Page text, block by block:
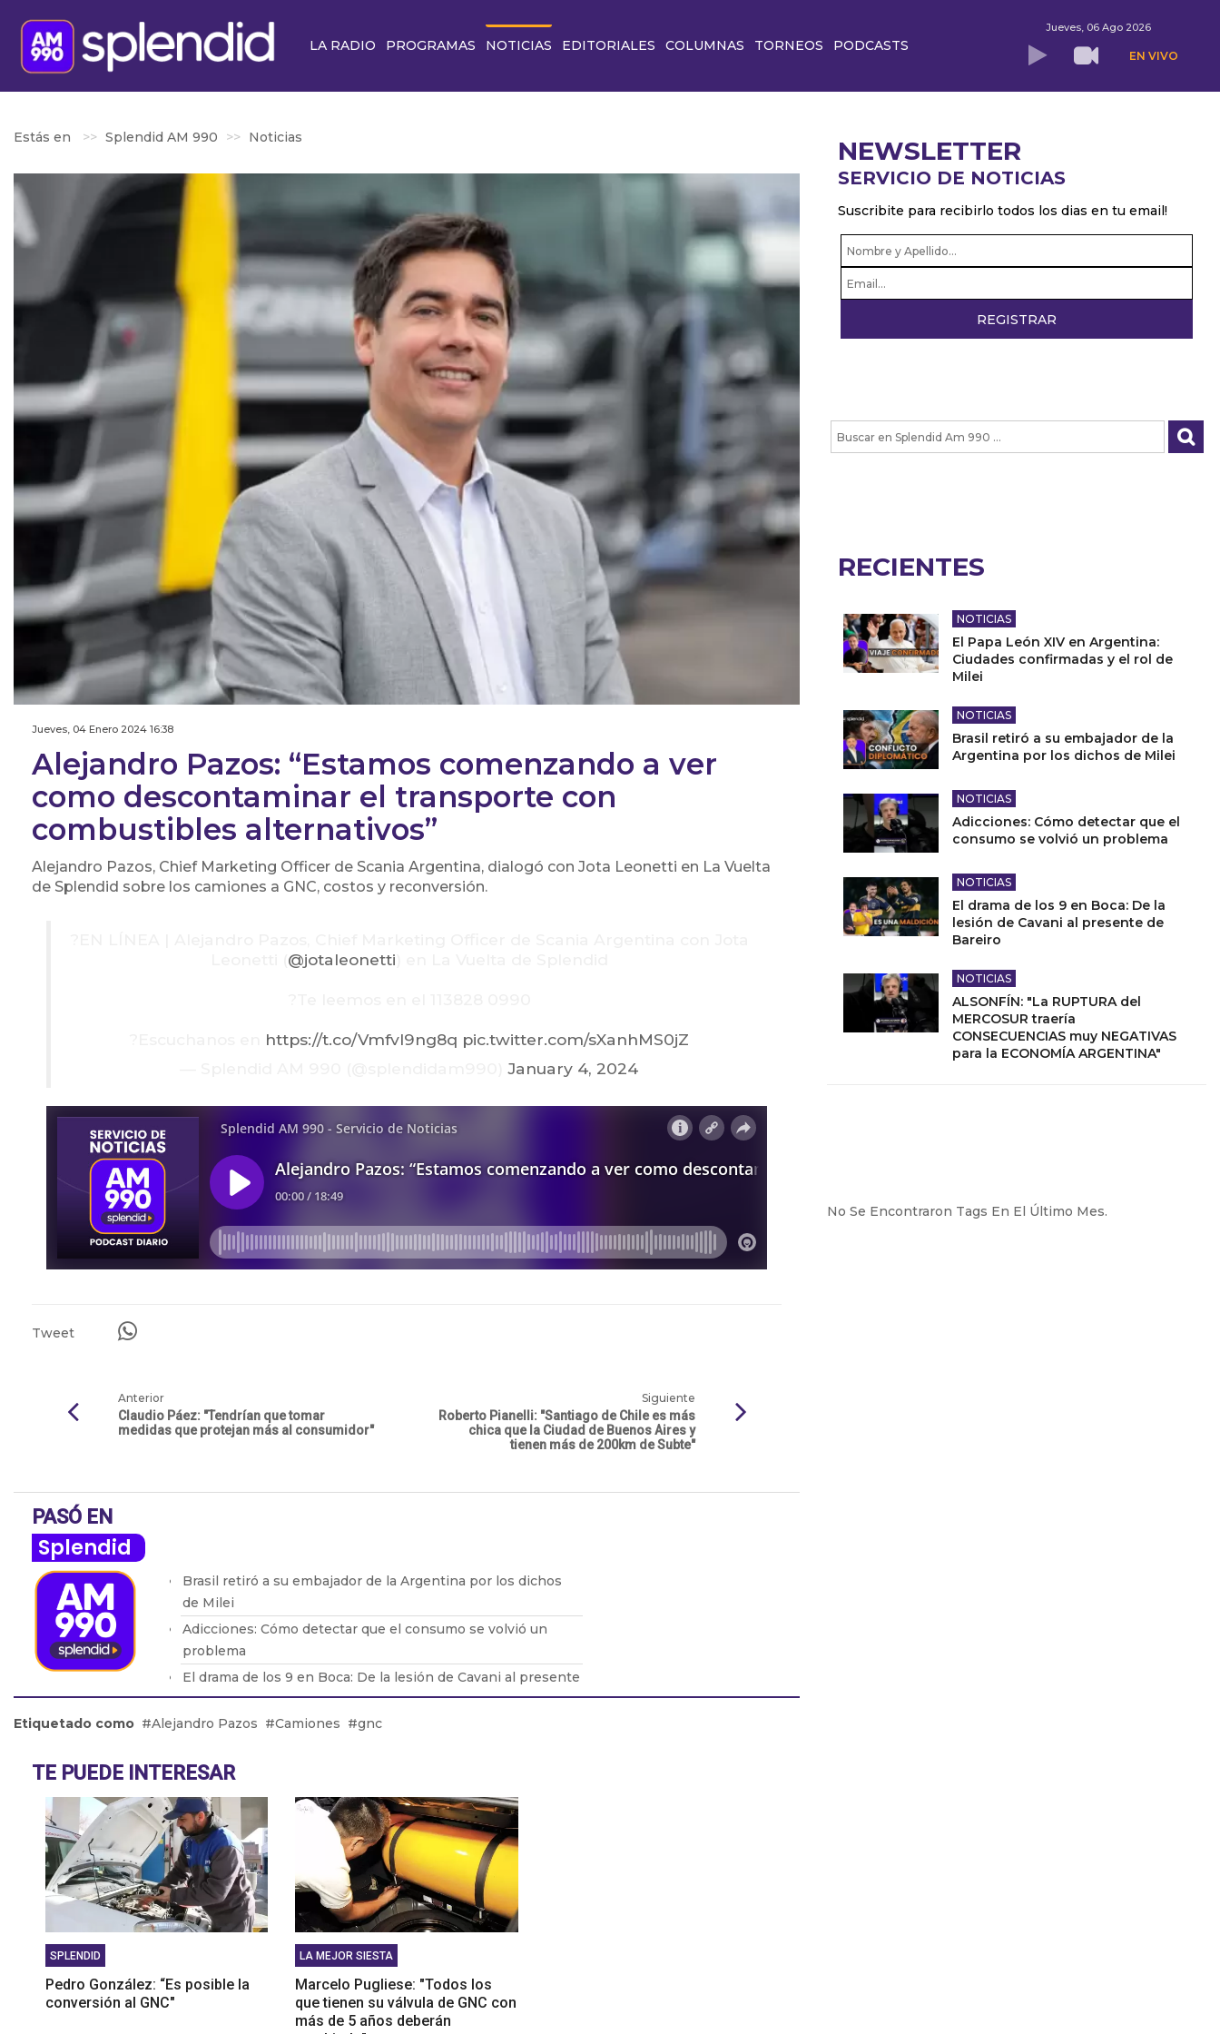
LA RADIO PROGRAMAS NOTICIAS EDITORIALES COLUMNAS TORNEOS PODCASTS
Jueves, 06 Ago 2026
EN VIVO
Estás en Splendid AM 990 Noticias
Jueves, 04 Enero 2024 16:38
Alejandro Pazos: “Estamos comenzando a ver
como descontaminar el transporte con
combustibles alternativos”
Alejandro Pazos, Chief Marketing Officer de Scania Argentina, dialogó con Jota Leonetti en La Vuelta
de Splendid sobre los camiones a GNC, costos y reconversión.
@jotaleonetti
https://t.co/Vmfvl9ng8q pic.twitter.com/sXanhMS0jZ
January 4, 2024
Tweet
Anterior
Claudio Páez: "Tendrían que tomar
medidas que protejan más al consumidor"
Siguiente
Roberto Pianelli: "Santiago de Chile es más
chica que la Ciudad de Buenos Aires y
tienen más de 200km de Subte"
PASÓ EN
Splendid
Brasil retiró a su embajador de la Argentina por los dichos
de Milei
Adicciones: Cómo detectar que el consumo se volvió un
problema
El drama de los 9 en Boca: De la lesión de Cavani al presente
de Bareiro
ALSONFÍN: "La RUPTURA del MERCOSUR traería
ARGENTINA"
RIESTRA PASÓ por ARRIBA a BOCA, le FALTÓ de TODO al
XENEIZE
Etiquetado como Alejandro Pazos Camiones gnc
TE PUEDE INTERESAR
SPLENDID
Pedro González: “Es posible la
conversión al GNC"
LA MEJOR SIESTA
Marcelo Pugliese: "Todos los
que tienen su válvula de GNC con
más de 5 años deberán
NEWSLETTER
SERVICIO DE NOTICIAS
Suscribite para recibirlo todos los dias en tu email!
RECIENTES
NOTICIAS
El Papa León XIV en Argentina:
Ciudades confirmadas y el rol de
Milei
NOTICIAS
Brasil retiró a su embajador de la
Argentina por los dichos de Milei
NOTICIAS
Adicciones: Cómo detectar que el
consumo se volvió un problema
NOTICIAS
El drama de los 9 en Boca: De la
lesión de Cavani al presente de
Bareiro
NOTICIAS
ALSONFÍN: "La RUPTURA del
MERCOSUR traería
CONSECUENCIAS muy NEGATIVAS
para la ECONOMÍA ARGENTINA"
No Se Encontraron Tags En El Último Mes.